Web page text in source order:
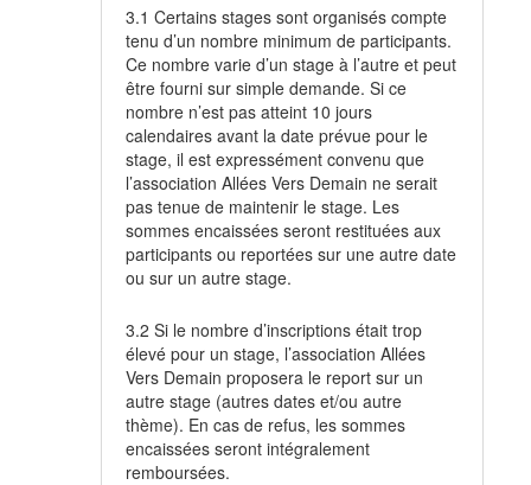
3.1 Certains stages sont organisés compte
tenu d’un nombre minimum de participants.
Ce nombre varie d’un stage à l’autre et peut
être fourni sur simple demande. Si ce
nombre n’est pas atteint 10 jours
calendaires avant la date prévue pour le
stage, il est expressément convenu que
l’association Allées Vers Demain ne serait
pas tenue de maintenir le stage. Les
sommes encaissées seront restituées aux
participants ou reportées sur une autre date
ou sur un autre stage.
3.2 Si le nombre d’inscriptions était trop
élevé pour un stage, l’association Allées
Vers Demain proposera le report sur un
autre stage (autres dates et/ou autre
thème). En cas de refus, les sommes
encaissées seront intégralement
remboursées.